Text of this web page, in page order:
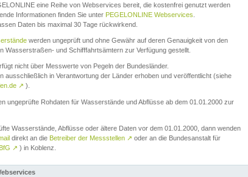
eine Reihe von Webservices bereit, die kostenfrei genutzt werden
Informationen finden Sie unter PEGELONLINE Webservices
Daten bis maximal 30 Tage rückwirkend.
werden ungeprüft und ohne Gewähr auf deren Genauigkeit von den
Wasserstraßen- und Schifffahrtsämtern zur Verfügung gestellt.
nicht über Messwerte von Pegeln der Bundesländer.
ausschließlich in Verantwortung der Länder erhoben und veröffentlicht (siehe
↗ ).
ungeprüfte Rohdaten für Wasserstände und Abflüsse ab dem 01.01.2000 zur
Wasserstände, Abflüsse oder ältere Daten vor dem 01.01.2000, dann wenden
direkt an die Betreiber der Messstellen ↗ oder an die Bundesanstalt für
BfG ↗ ) in Koblenz.